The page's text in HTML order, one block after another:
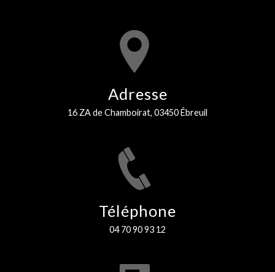
Adresse
16 ZA de Chamboirat, 03450 Ébreuil
Téléphone
04 70 90 93 12